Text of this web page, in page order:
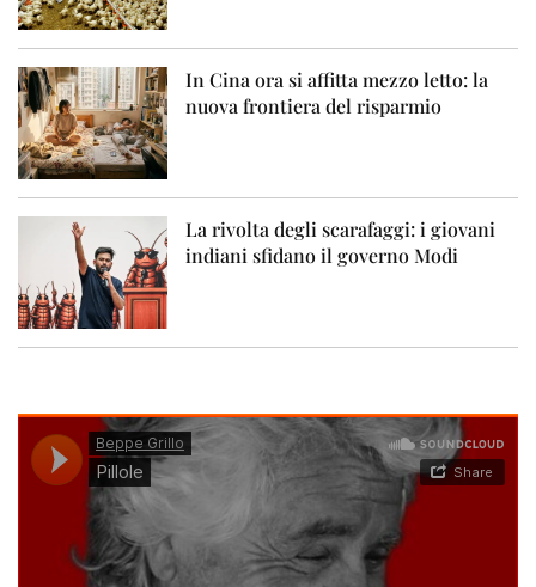
In Cina ora si affitta mezzo letto: la
nuova frontiera del risparmio
La rivolta degli scarafaggi: i giovani
indiani sfidano il governo Modi